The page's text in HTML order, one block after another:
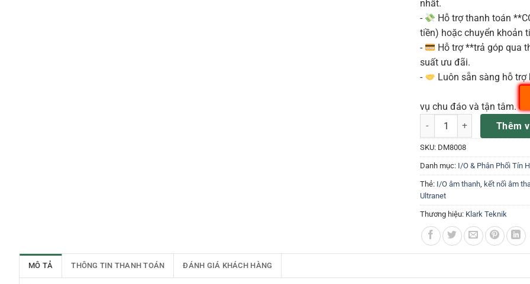
nhất.
-
Hỗ trợ thanh toán
tiền) hoặc chuyển khoản
-
Hỗ trợ **trả góp qua
suất ưu đãi.
-
Luôn sẵn sàng hỗ
vụ chu đáo và tận tâm.
DM8008 Bộ Xử Lý ÂmThêm
SKU: DM8008
Danh mục: I/O & Phân Phối Tín
Thẻ: I/O âm thanh, kết nối âm
Ultranet
Thương hiệu: Klark Teknik
MÔ TẢ THÔNG TIN THANH TOÁN ĐÁNH GIÁ KHÁCH HÀNG